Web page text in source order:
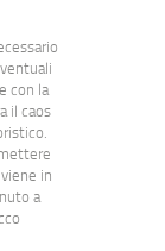
con la
il caos
in
a